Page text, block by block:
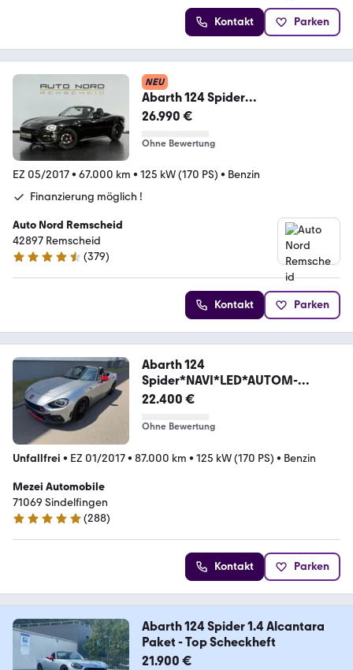
Kontakt Parken
NEU
Abarth 124 Spider
Automatik*Bose*Brembo*Record
26.990 €
Ohne Bewertung
EZ 05/2017• 67.000 km • 125 kW (170 PS) • Benzin
Finanzierung möglich !
Auto Nord Remscheid
42897 Remscheid
4.5 Sterne
(379)
Kontakt Parken
Abarth 124
Spider*NAVI*LED*AUTOM-
F1*KLAPPENAUSPUFF*TOP*
22.400 €
Ohne Bewertung
Unfallfrei • EZ 01/2017• 87.000 km • 125 kW (170 PS) • Benzin
Mezei Automobile
71069 Sindelfingen
4.9 Sterne
(288)
Kontakt Parken
Abarth 124 Spider 1.4 Alcantara
Paket - Top Scheckheft
21.900 €